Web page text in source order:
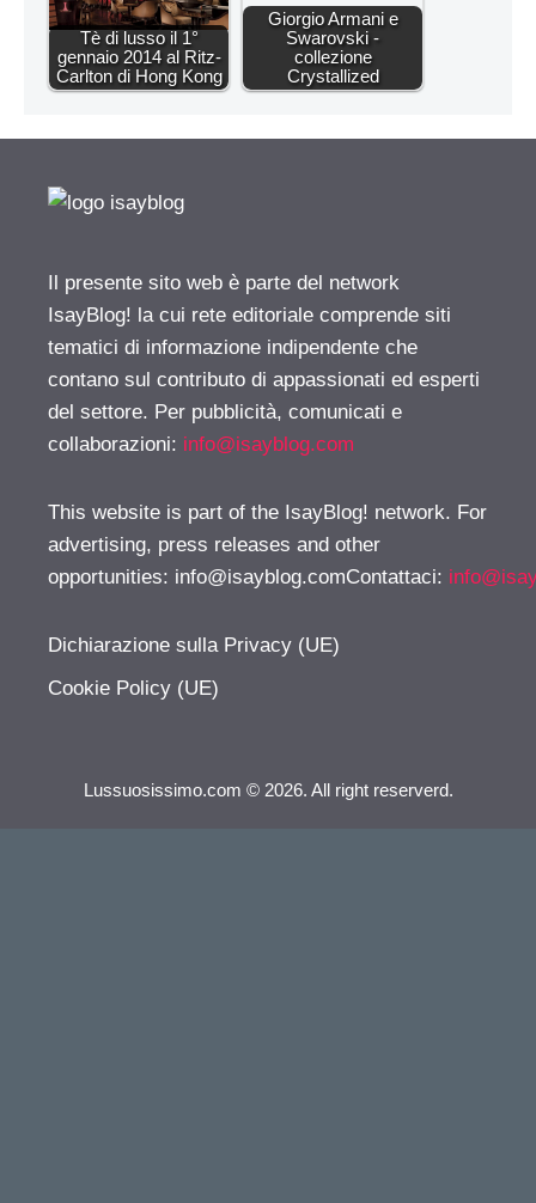
Tè di lusso il 1°
gennaio 2014 al Ritz-
Carlton di Hong Kong
Giorgio Armani e
Swarovski -
collezione
Crystallized
Il presente sito web è parte del network
IsayBlog! la cui rete editoriale comprende siti
tematici di informazione indipendente che
contano sul contributo di appassionati ed esperti
del settore. Per pubblicità, comunicati e
collaborazioni: info@isayblog.com
This website is part of the IsayBlog! network. For
advertising, press releases and other
opportunities: info@isayblog.comContattaci:
Dichiarazione sulla Privacy (UE)
Cookie Policy (UE)
Lussuosissimo.com © 2026. All right reserverd.